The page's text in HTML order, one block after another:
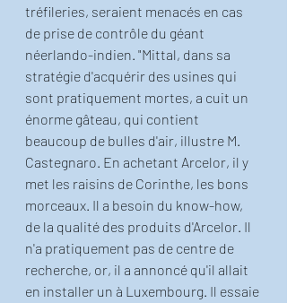
tréfileries, seraient menacés en cas
de prise de contrôle du géant
néerlando-indien. "Mittal, dans sa
stratégie d'acquérir des usines qui
sont pratiquement mortes, a cuit un
énorme gâteau, qui contient
beaucoup de bulles d'air, illustre M.
Castegnaro. En achetant Arcelor, il y
met les raisins de Corinthe, les bons
morceaux. Il a besoin du know-how,
de la qualité des produits d'Arcelor. Il
n'a pratiquement pas de centre de
recherche, or, il a annoncé qu'il allait
en installer un à Luxembourg. Il essaie